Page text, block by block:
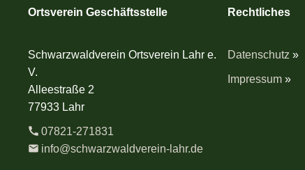
Ortsverein Geschäftsstelle
Schwarzwaldverein Ortsverein Lahr e.
V.
Alleestraße 2
77933 Lahr
07821-271831
info@schwarzwaldverein-lahr.de
Rechtliches
Datenschutz »
Impressum »